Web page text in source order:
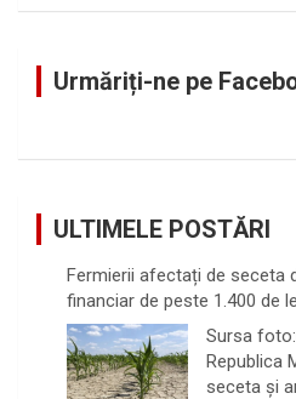
Urmăriți-ne pe
ULTIMELE POSTĂRI
Fermierii afectați de seceta
financiar de peste 1.400 de
Sursa
Republica
seceta și